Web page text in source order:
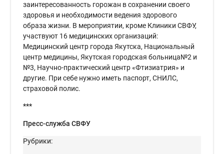
заинтересованность горожан в сохранении своего
здоровья и необходимости ведения здорового
образа жизни. В мероприятии, кроме Клиники СВФУ,
участвуют 16 медицинских организаций:
Медицинский центр города Якутска, Национальный
центр медицины, Якутская городская больница№2 и
№3, Научно-практический центр «Фтизиатрия» и
другие. При себе нужно иметь паспорт, СНИЛС,
страховой полис.
***
Пресс-служба СВФУ
Рубрики: